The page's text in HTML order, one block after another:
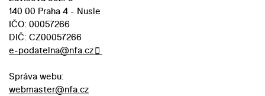
140 00 Praha 4 - Nusle
IČO: 00057266
DIČ: CZ00057266
e-podatelna@nfa.cz
Správa webu:
webmaster@nfa.cz